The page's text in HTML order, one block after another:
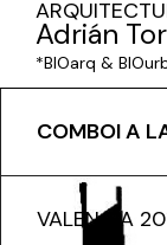
Adrián
*BIOarq &
COMBOI A
VALENCIA